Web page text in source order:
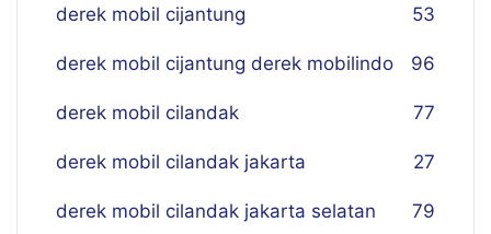
derek mobil cijantung 53
derek mobil cijantung derek mobilindo 96
derek mobil cilandak 77
derek mobil cilandak jakarta 27
derek mobil cilandak jakarta selatan 79